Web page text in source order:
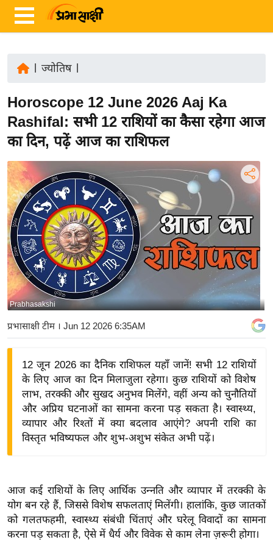
ज़ा
ख
र
रा
ष्ट्री
य
अं
त
र्रा
ष्ट्री
य
बि
ज़
ने
द्यो
शे
ष
ज्ञ
रा
ज्योतिष|
Horoscope 12 June 2026 Aaj Ka
Rashifal: सभी 12 राशियों का कैसा रहेगा आज
का दिन, पढ़ें आज का राशिफल
Prabhasakshi
प्रभासाक्षी टीम। Jun 12 2026 6:35AM
12 जून 2026 का दैनिक राशिफल यहाँ जानें! सभी 12 राशियों
के लिए आज का दिन मिलाजुला रहेगा। कुछ राशियों को विशेष
लाभ, तरक्की और सुखद अनुभव मिलेंगे, वहीं अन्य को चुनौतियों
और अप्रिय घटनाओं का सामना करना पड़ सकता है। स्वास्थ्य,
व्यापार और रिश्तों में क्या बदलाव आएंगे? अपनी राशि का
विस्तृत भविष्यफल और शुभ-अशुभ संकेत अभी पढ़ें।
आज कई राशियों के लिए आर्थिक उन्नति और व्यापार में तरक्की के
योग बन रहे हैं, जिससे विशेष सफलताएं मिलेंगी। हालांकि, कुछ जातकों
को गलतफहमी, स्वास्थ्य संबंधी चिंताएं और घरेलू विवादों का सामना
करना पड़ सकता है, ऐसे में धैर्य और विवेक से काम लेना ज़रूरी होगा।